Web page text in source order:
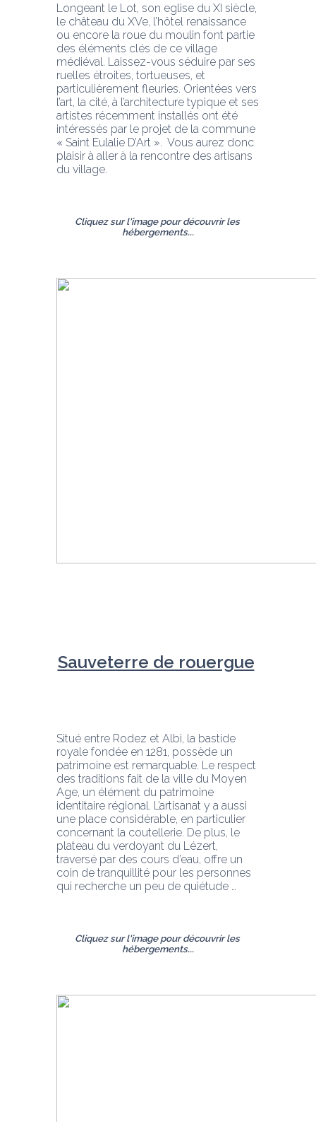
Longeant le Lot, son eglise du XI siècle,
le château du XVe, l’hôtel renaissance
ou encore la roue du moulin font partie
des éléments clés de ce village
médiéval. Laissez-vous séduire par ses
ruelles étroites, tortueuses, et
particulièrement fleuries. Orientées vers
l’art, la cité, à l’architecture typique et ses
artistes récemment installés ont été
intéressés par le projet de la commune
« Saint Eulalie D’Art ».  Vous aurez donc
plaisir à aller à la rencontre des artisans
du village.
Cliquez sur l'image pour découvrir les
hébergements...
Sauveterre de rouergue
Situé entre Rodez et Albi, la bastide
royale fondée en 1281, possède un
patrimoine est remarquable. Le respect
des traditions fait de la ville du Moyen
Age, un élément du patrimoine
identitaire régional. L’artisanat y a aussi
une place considérable, en particulier
concernant la coutellerie. De plus, le
plateau du verdoyant du Lézert,
traversé par des cours d’eau, offre un
coin de tranquillité pour les personnes
qui recherche un peu de quiétude …
Cliquez sur l'image pour découvrir les
hébergements...